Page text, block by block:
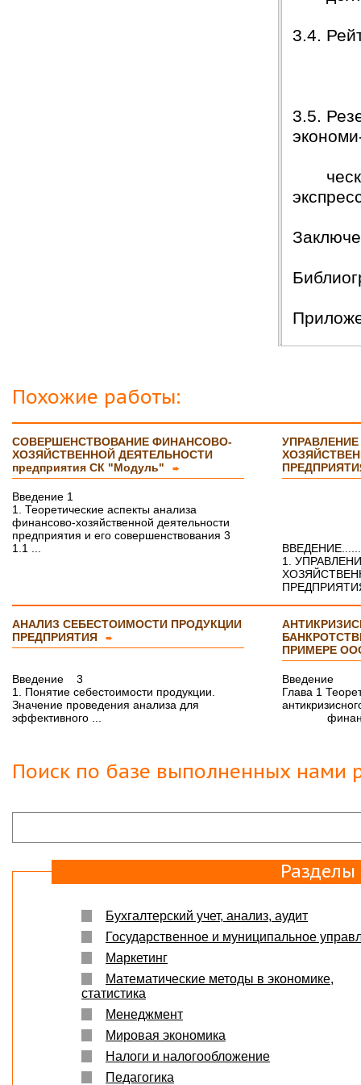
3.4.
3.5.
Похожие работы:
СОВЕРШЕНСТВОВАНИЕ ФИНАНСОВО-
ХОЗЯЙСТВЕННОЙ ДЕЯТЕЛЬНОСТИ
предприятия СК "Модуль"
➨
Введение 1
1. Теоретические аспекты анализа
финансово-хозяйственной деятельности
предприятия и его совершенствования 3
1.1 ...
1.
АНАЛИЗ СЕБЕСТОИМОСТИ ПРОДУКЦИИ
ПРЕДПРИЯТИЯ
➨
Введение 3
1. Понятие себестоимости продукции.
Значение проведения анализа для
эффективного ...
ПРИМЕРЕ
Введение
Глава 1
Поиск по базе выполненных нами
Бухгалтерский учет, анализ, аудит
Государственное и муниципальное
Маркетинг
Математические методы в экономике,
статистика
Менеджмент
Мировая экономика
Налоги и налогообложение
Педагогика